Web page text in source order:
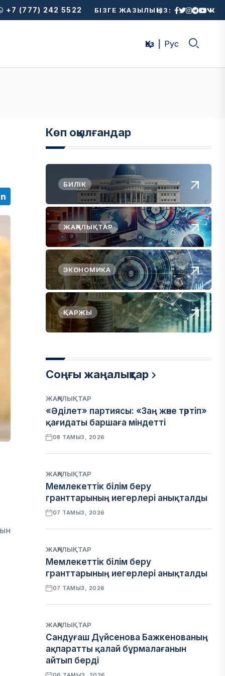
+7 (777) 242 5522 БІЗГЕ ЖАЗЫЛЫҢЫЗ:
Қаз Рус
Көп оқылғандар
БИЛІК
ЖАҢАЛЫҚТАР
ЭКОНОМИКА
ҚАРЖЫ
Соңғы жаңалықтар
ЖАҢАЛЫҚТАР
«Әділет» партиясы: «Заң және тәртіп»
қағидаты баршаға міндетті
08 ТАМЫЗ, 2026
ЖАҢАЛЫҚТАР
Мемлекеттік білім беру
гранттарының иегерлері анықталды
07 ТАМЫЗ, 2026
ЖАҢАЛЫҚТАР
Мемлекеттік білім беру
гранттарының иегерлері анықталды
07 ТАМЫЗ, 2026
ЖАҢАЛЫҚТАР
Сандуғаш Дүйсенова Бажкенованың
ақпаратты қалай бұрмалағанын
айтып берді